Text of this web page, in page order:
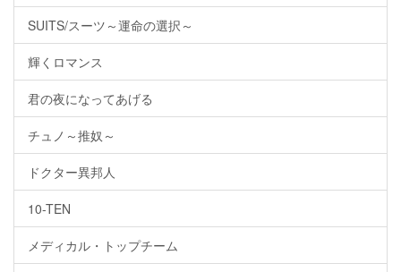
SUITS/スーツ～運命の選択～
輝くロマンス
君の夜になってあげる
チュノ～推奴～
ドクター異邦人
10-TEN
メディカル・トップチーム